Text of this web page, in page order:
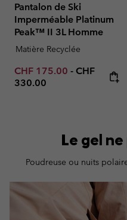
Pantalon de Ski
Imperméable Platinum
Peak™ II 3L Homme
Matière Recyclée
Minimum sale price:
CHF 175.00 - Maximum
CHF
330.00
Le gel
Poudreuse ou nuits